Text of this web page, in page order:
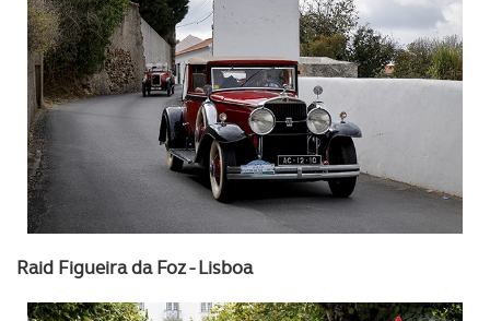
Raid Figueira da Foz - Lisboa